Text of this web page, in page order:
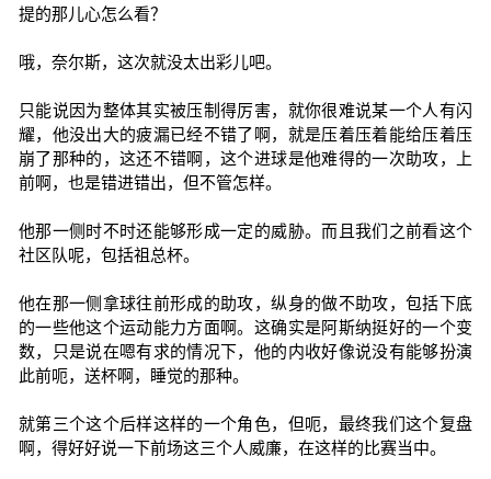
提的那儿心怎么看？
哦，奈尔斯，这次就没太出彩儿吧。
只能说因为整体其实被压制得厉害，就你很难说某一个人有闪
耀，他没出大的疲漏已经不错了啊，就是压着压着能给压着压
崩了那种的，这还不错啊，这个进球是他难得的一次助攻，上
前啊，也是错进错出，但不管怎样。
他那一侧时不时还能够形成一定的威胁。而且我们之前看这个
社区队呢，包括祖总杯。
他在那一侧拿球往前形成的助攻，纵身的做不助攻，包括下底
的一些他这个运动能力方面啊。这确实是阿斯纳挺好的一个变
数，只是说在嗯有求的情况下，他的内收好像说没有能够扮演
此前呃，送杯啊，睡觉的那种。
就第三个这个后样这样的一个角色，但呃，最终我们这个复盘
啊，得好好说一下前场这三个人威廉，在这样的比赛当中。